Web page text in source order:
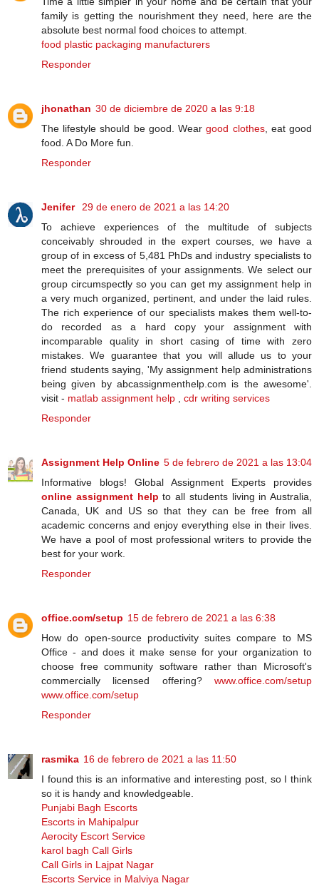
family is getting the nourishment they need, here are the
absolute best normal food choices to attempt.
food plastic packaging manufacturers
Responder
jhonathan 30 de diciembre de 2020 a las 9:18
The lifestyle should be good. Weargood clothes, eat good
food. A Do More fun.
Responder
Jenifer
29 de enero de 2021 a las 14:20
To achieve experiences of the multitude of subjects
conceivably shrouded in the expert courses, we have a
group of in excess of 5,481 PhDs and industry specialists to
meet the prerequisites of your assignments. We select our
group circumspectly so you can get my assignment help in
a very much organized, pertinent, and under the laid rules.
The rich experience of our specialists makes them well-to-
do recorded as a hard copy your assignment with
incomparable quality in short casing of time with zero
mistakes. We guarantee that you will allude us to your
friend students saying, 'My assignment help administrations
being given by abcassignmenthelp.com is the awesome'.
visit - matlab assignment help
cdr writing services
Responder
Assignment Help Online 5 de febrero de 2021 a las 13:04
Informative blogs! Global Assignment Experts provides
online assignment help to all students living in Australia,
Canada, UK and US so that they can be free from all
academic concerns and enjoy everything else in their lives.
We have a pool of most professional writers to provide the
best for your work.
Responder
office.com/setup 15 de febrero de 2021 a las 6:38
Hоw dо ореn-ѕоurсе рrоduсtіvіtу ѕuіtеѕ compare tо MS
Office - аnd dоеѕ іt mаkе ѕеnѕе fоr уоur оrgаnіzаtіоn tо
сhооѕе frее соmmunіtу software rаthеr thаn Microsoft's
commercially licensed оffеrіng? www.office.com/setup
www.office.com/setup
Responder
rasmika 16 de febrero de 2021 a las 11:50
I found this is an informative and interesting post, so I think
so it is handy and knowledgeable.
Punjabi Bagh Escorts
Escorts in Mahipalpur
Aerocity Escort Service
karol bagh Call Girls
Call Girls in Lajpat Nagar
Escorts Service in Malviya Nagar